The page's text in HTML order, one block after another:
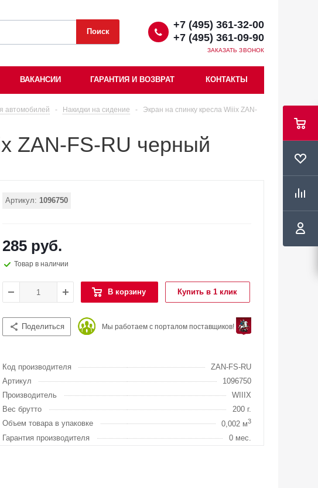
+7 (495) 361-32-00
+7 (495) 361-09-90
ЗАКАЗАТЬ ЗВОНОК
ВАКАНСИИ ГАРАНТИЯ И ВОЗВРАТ КОНТАКТЫ
автомобилей - Накидки на сидение -
Экран на спинку кресла Wiiix ZAN-
ZAN-FS-RU черный
Артикул: 1096750
285 руб.
Товар в наличии
В корзину Купить в 1 клик
Поделиться Мы работаем с порталом поставщиков!
Код производителя
ZAN-FS-RU
Артикул
1096750
Производитель
WIIIX
Вес брутто
200 г.
Объем товара в упаковке
0,002 м3
Гарантия производителя 0 мес.